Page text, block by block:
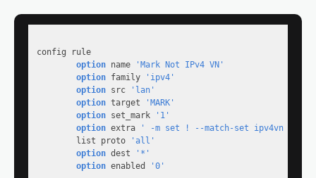
config rule
option name
'Mark Not IPv4 VN'
option family
'ipv4'
option src
'lan'
option target
'MARK'
option set_mark
'1'
option extra
' -m set ! --match-set ipv4vn dst'
        list proto
'all'
option dest
'*'
option enabled '0'